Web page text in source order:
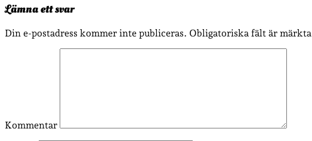
Lämna ett svar
Din e-postadress kommer inte publiceras. Obligatoriska fält är märkta
Kommentar